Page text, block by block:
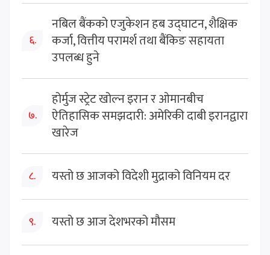
६.
नबिल बैंकको एजुकेशन हब उद्घाटन, शैक्षिक
कर्जा, वित्तीय परामर्श तथा बैंकिङ सहायता
उपलब्ध हुने
७.
होर्मुज स्ट्रेट खोल्न इरान र ओमानबीच
ऐतिहासिक समझदारी: अमेरिकी दाबी इरानद्वारा
खारेज
८. यस्तो छ आजको विदेशी मुद्राको विनियम दर
९. यस्तो छ आज देशभरको मौसम